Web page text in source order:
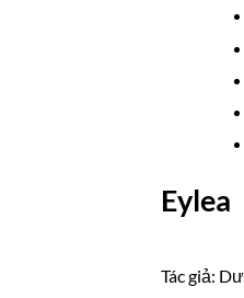
Eylea
Tác giả: